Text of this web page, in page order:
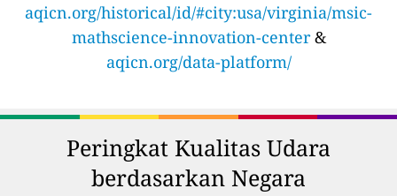
aqicn.org/historical/id/#city:usa/virginia/msic-
mathscience-innovation-center&
aqicn.org/data-platform/
Peringkat Kualitas Udara
berdasarkan Negara